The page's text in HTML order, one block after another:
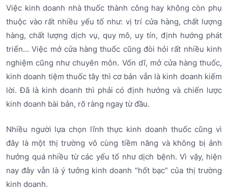
Việc kinh doanh nhà thuốc thành công hay không còn phụ
thuộc vào rất nhiều yếu tố như: vị trí cửa hàng, chất lượng
hàng, chất lượng dịch vụ, quy mô, uy tín, định hướng phát
triển… Việc mở cửa hàng thuốc cũng đòi hỏi rất nhiều kinh
nghiệm cũng như chuyên môn. Vốn dĩ, mở cửa hàng thuốc,
kinh doanh tiệm thuốc tây thì cơ bản vẫn là kinh doanh kiếm
lời. Đã là kinh doanh thì phải có định hướng và chiến lược
kinh doanh bài bản, rõ ràng ngay từ đầu.
Nhiều người lựa chọn lĩnh thực kinh doanh thuốc cũng vì
đây là một thị trường vô cùng tiềm năng và không bị ảnh
hưởng quá nhiều từ các yếu tố như dịch bệnh. Vì vậy, hiện
nay đây vẫn là ý tưởng kinh doanh “hốt bạc” của thị trường
kinh doanh.